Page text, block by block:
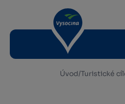
Úvod/Turistické